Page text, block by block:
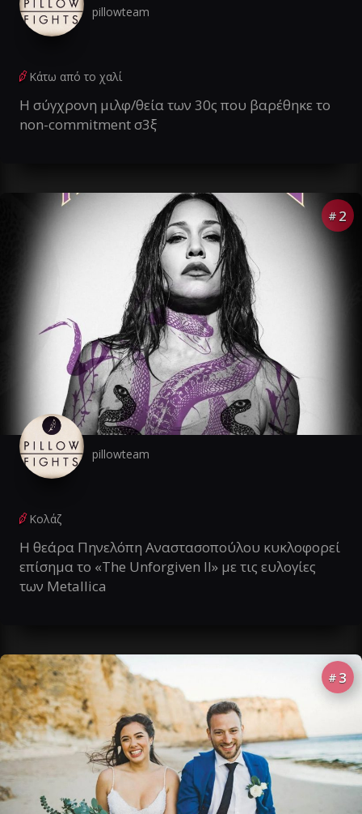
pillowteam
Κάτω από το χαλί
Η σύγχρονη μιλφ/θεία των 30ς που βαρέθηκε το
non-commitment σ3ξ
# 2
pillowteam
Κολάζ
Η θεάρα Πηνελόπη Αναστασοπούλου κυκλοφορεί
επίσημα το «The Unforgiven II» με τις ευλογίες
των Metallica
# 3